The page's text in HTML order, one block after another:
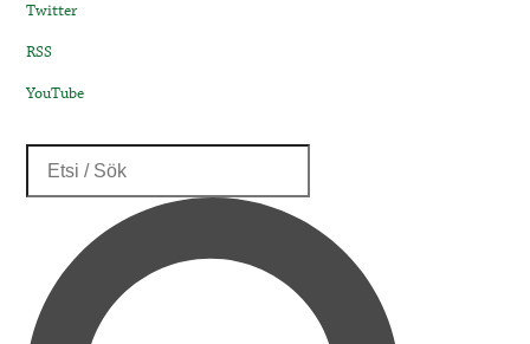
Twitter
RSS
YouTube